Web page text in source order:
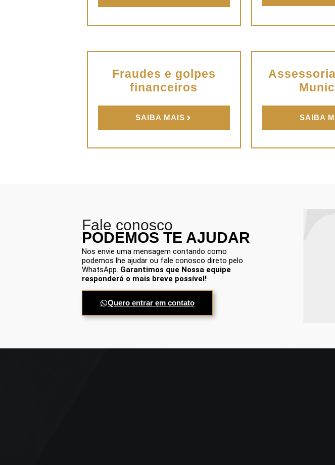
Fraudes e golpes
financeiros
SAIBA MAIS SAIBA
Fale conosco
PODEMOS TE AJUDAR
Nos envie uma mensagem contando como
podemos lhe ajudar ou fale conosco direto pelo
WhatsApp. Garantimos que Nossa equipe
responderá o mais breve possível!
Quero entrar em contato